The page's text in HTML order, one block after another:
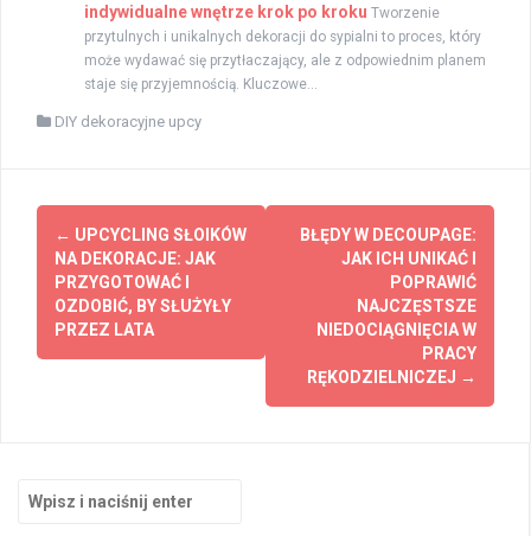
indywidualne wnętrze krok po kroku Tworzenie
przytulnych i unikalnych dekoracji do sypialni to proces, który
może wydawać się przytłaczający, ale z odpowiednim planem
staje się przyjemnością. Kluczowe...
DIY dekoracyjne upcy
Zobacz
wpisy
← UPCYCLING SŁOIKÓW
NA DEKORACJE: JAK
PRZYGOTOWAĆ I
OZDOBIĆ, BY SŁUŻYŁY
PRZEZ LATA
BŁĘDY W DECOUPAGE:
JAK ICH UNIKAĆ I
POPRAWIĆ
NAJCZĘSTSZE
NIEDOCIĄGNIĘCIA W
PRACY
RĘKODZIELNICZEJ →